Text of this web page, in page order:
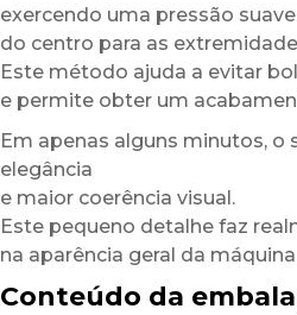
exercendo uma pressão
do centro para as
Este método ajuda a evitar
e permite obter um
Em apenas alguns minutos, o
elegância
e maior coerência visual.
Este pequeno detalhe faz
na aparência geral da
Conteúdo da